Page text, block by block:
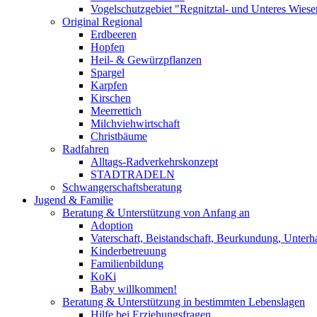
Vogelschutzgebiet "Regnitztal- und Unteres
Original Regional
Erdbeeren
Hopfen
Heil- & Gewürzpflanzen
Spargel
Karpfen
Kirschen
Meerrettich
Milchviehwirtschaft
Christbäume
Radfahren
Alltags-Radverkehrskonzept
STADTRADELN
Schwangerschaftsberatung
Jugend & Familie
Beratung & Unterstützung von Anfang an
Adoption
Vaterschaft, Beistandschaft, Beurkundung,
Kinderbetreuung
Familienbildung
KoKi
Baby willkommen!
Beratung & Unterstützung in bestimmten Lebenslagen
Hilfe bei Erziehungsfragen